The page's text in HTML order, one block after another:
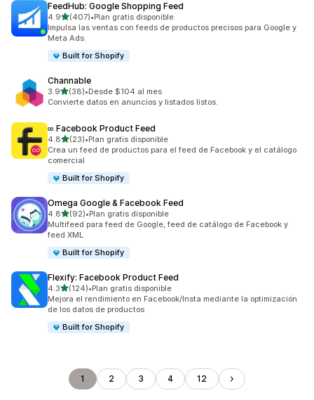
FeedHub: Google Shopping Feed
4.9de 5 estrellas
(407)
407 reseñas en total
•Plan gratis disponible
Impulsa las ventas con feeds de productos precisos para Google y
Meta Ads.
Built for Shopify
Channable
3.9de 5 estrellas
(38)
38 reseñas en total
•Desde $104 al mes
Convierte datos en anuncios y listados listos.
∞ Facebook Product Feed
4.8de 5 estrellas
(23)
23 reseñas en total
•Plan gratis disponible
Crea un feed de productos para el feed de Facebook y el catálogo
comercial
Built for Shopify
Omega Google & Facebook Feed
4.8de 5 estrellas
(92)
92 reseñas en total
•Plan gratis disponible
Multifeed para feed de Google, feed de catálogo de Facebook y
feed XML
Built for Shopify
Flexify: Facebook Product Feed
4.3de 5 estrellas
(124)
124 reseñas en total
•Plan gratis disponible
Mejora el rendimiento en Facebook/Insta mediante la optimización
de los datos de productos
Built for Shopify
1 2 3 4 12